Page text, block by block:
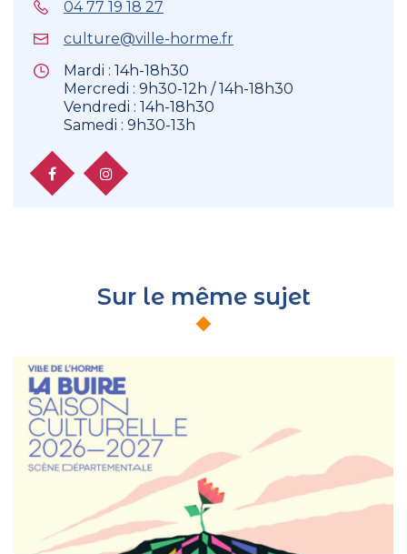
04 77 19 18 27
culture@ville-horme.fr
Mardi : 14h-18h30
Mercredi : 9h30-12h / 14h-18h30
Vendredi : 14h-18h30
Samedi : 9h30-13h
FacebookInstagram
Sur le même sujet